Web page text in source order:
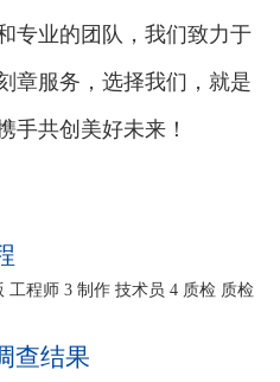
专业的团队，我们致力于
章服务，选择我们，就是
手共创美好未来！
工程师 3 制作 技术员 4 质检 质检
查结果